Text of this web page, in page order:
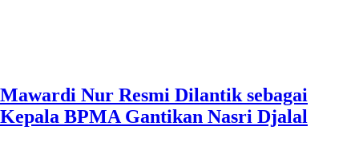
Mawardi Nur Resmi Dilantik sebagai
Kepala BPMA Gantikan Nasri Djalal